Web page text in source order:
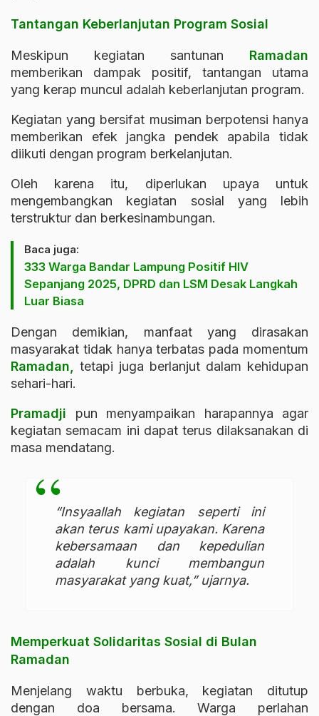
Tantangan Keberlanjutan Program Sosial
Meskipun kegiatan santunan Ramadan
memberikan dampak positif, tantangan utama
yang kerap muncul adalah keberlanjutan program.
Kegiatan yang bersifat musiman berpotensi hanya
memberikan efek jangka pendek apabila tidak
diikuti dengan program berkelanjutan.
Oleh karena itu, diperlukan upaya untuk
mengembangkan kegiatan sosial yang lebih
terstruktur dan berkesinambungan.
Baca juga:
333 Warga Bandar Lampung Positif HIV
Sepanjang 2025, DPRD dan LSM Desak Langkah
Luar Biasa
Dengan demikian, manfaat yang dirasakan
masyarakat tidak hanya terbatas pada momentum
Ramadan,
tetapi juga berlanjut dalam kehidupan
sehari-hari.
Pramadji pun menyampaikan harapannya agar
kegiatan semacam ini dapat terus dilaksanakan di
masa mendatang.
“Insyaallah kegiatan seperti ini
akan terus kami upayakan. Karena
kebersamaan dan kepedulian
adalah kunci membangun
masyarakat yang kuat,” ujarnya.
Memperkuat Solidaritas Sosial di Bulan
Ramadan
Menjelang waktu berbuka, kegiatan ditutup
dengan doa bersama. Warga perlahan